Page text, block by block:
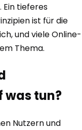
Ein tieferes
ist für die
und viele Online-
Thema.
was tun?
Nutzern und